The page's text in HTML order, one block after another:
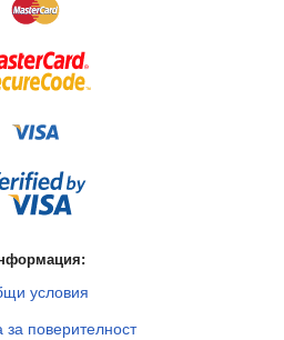
условия
за поверителност